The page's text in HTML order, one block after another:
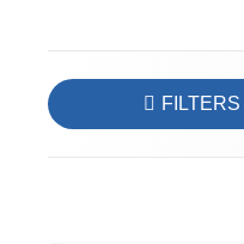
FILTERS